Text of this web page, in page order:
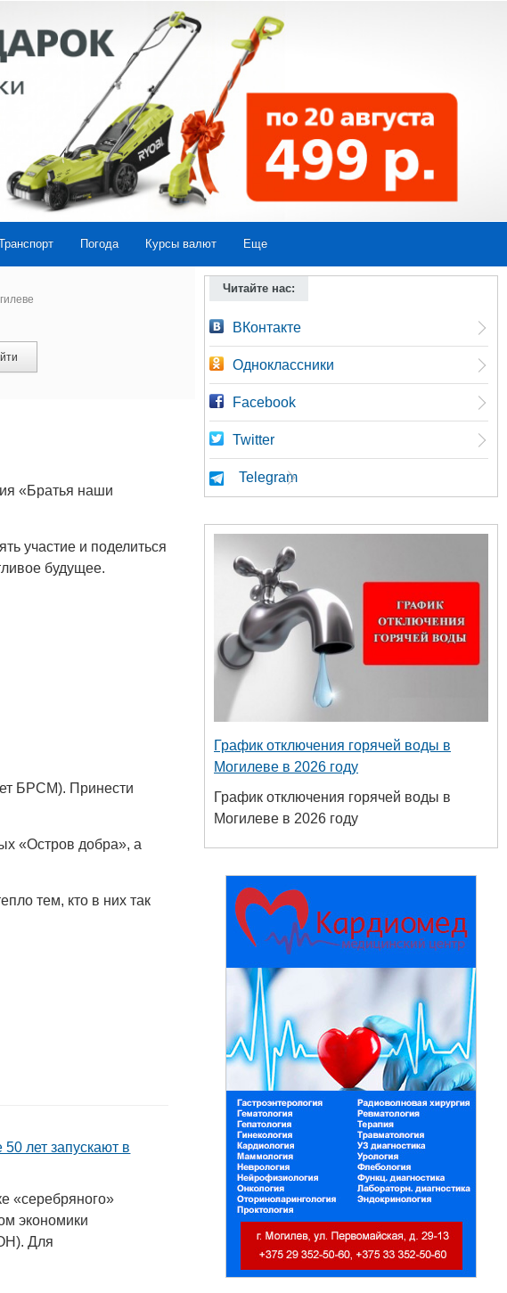
Погода Курсы валют Еще
«Братья наши
участие и поделиться
будущее.
БРСМ). Принести
«Остров добра», а
тем, кто в них так
лет запускают в
«серебряного»
экономики
Для
Читайте нас:
ВКонтакте
Одноклассники
Facebook
Twitter
Telegram
График отключения горячей воды в
Могилеве в 2026 году
График отключения горячей воды в
Могилеве в 2026 году
Белорусский государственный
университет пищевых и
химических технологий
+375 222 63-92-70, +375 222 63-18-45
Подготовка, переподготовка и
повышение квалификации специалистов
для пищевых и перерабатывающих
отраслей АПК, а также предприятий
химической промышленности.